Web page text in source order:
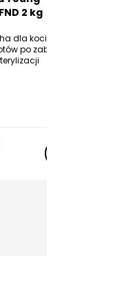
2 kg
dla kociąt i
po zabiegu